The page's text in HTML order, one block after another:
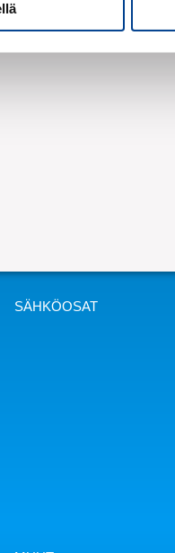
SÄHKÖOSAT